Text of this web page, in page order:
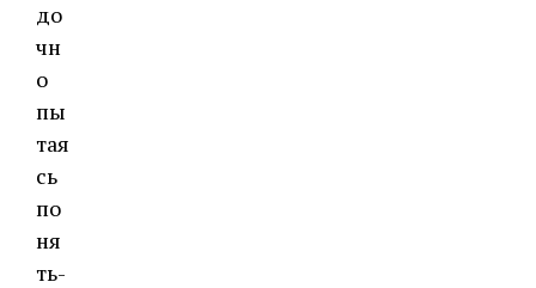
до
чн
о
пы
тая
сь
по
ня
ть-